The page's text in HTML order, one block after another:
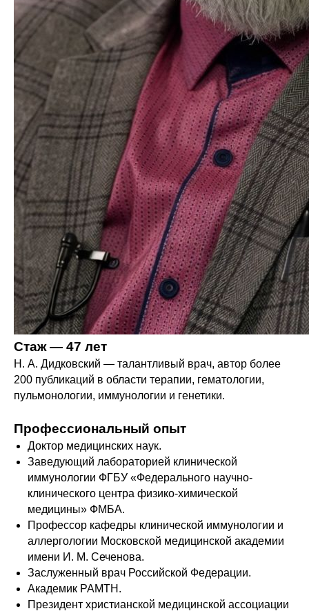
Стаж — 47 лет
Н. А. Дидковский — талантливый врач, автор более
200 публикаций в области терапии, гематологии,
пульмонологии, иммунологии и генетики.
Профессиональный опыт
Доктор медицинских наук.
Заведующий лабораторией клинической
иммунологии ФГБУ «Федерального научно-
клинического центра физико-химической
медицины» ФМБА.
Профессор кафедры клинической иммунологии и
аллергологии Московской медицинской академии
имени И. М. Сеченова.
Заслуженный врач Российской Федерации.
Академик РАМТН.
Президент христианской медицинской ассоциации